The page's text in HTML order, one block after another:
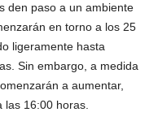
den paso a un ambiente
en torno a los 25
ligeramente hasta
Sin embargo, a medida
a aumentar,
16:00 horas.